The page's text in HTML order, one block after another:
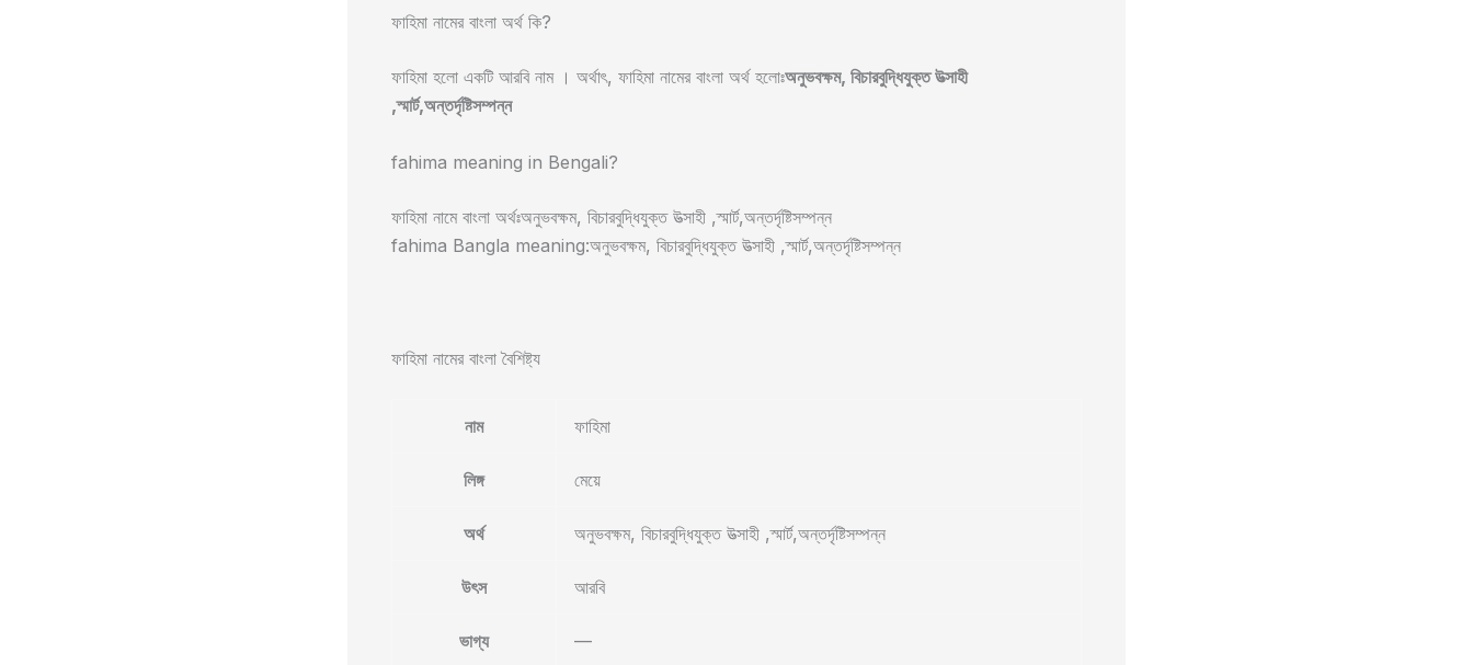
ফাহিমা নামের বাংলা অর্থ কি?
ফাহিমা হলো একটি আরবি নাম । অর্থাৎ, ফাহিমা নামের বাংলা অর্থ হলোঃঅনুভবক্ষম, বিচারবুদ্ধিযুক্ত উত্সাহী
,স্মার্ট,অন্তর্দৃষ্টিসম্পন্ন
fahima meaning in Bengali?
ফাহিমা নামে বাংলা অর্থঃঅনুভবক্ষম, বিচারবুদ্ধিযুক্ত উত্সাহী ,স্মার্ট,অন্তর্দৃষ্টিসম্পন্ন
fahima Bangla meaning:অনুভবক্ষম, বিচারবুদ্ধিযুক্ত উত্সাহী ,স্মার্ট,অন্তর্দৃষ্টিসম্পন্ন
ফাহিমা নামের বাংলা বৈশিষ্ট্য
নাম ফাহিমা
লিঙ্গ মেয়ে
অর্থ অনুভবক্ষম, বিচারবুদ্ধিযুক্ত উত্সাহী ,স্মার্ট,অন্তর্দৃষ্টিসম্পন্ন
উৎস আরবি
ভাগ্য —